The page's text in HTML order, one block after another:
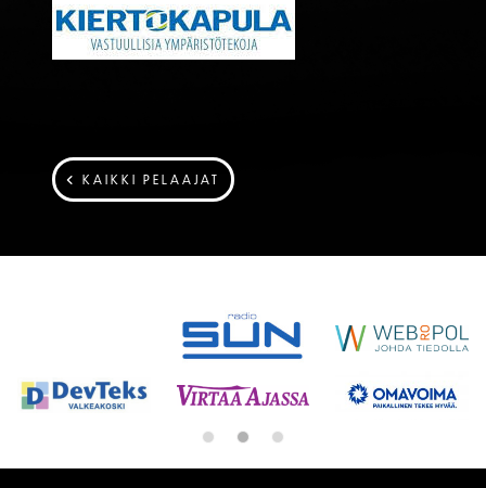
KAIKKI PELAAJAT